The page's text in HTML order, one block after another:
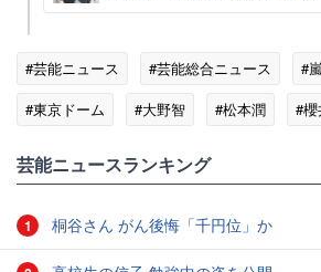
#芸能ニュース #芸能総合ニュース #
#東京ドーム
#大野智 #松本潤 #
芸能ニュースランキング
1 桐谷さん がん後悔「千円位」か